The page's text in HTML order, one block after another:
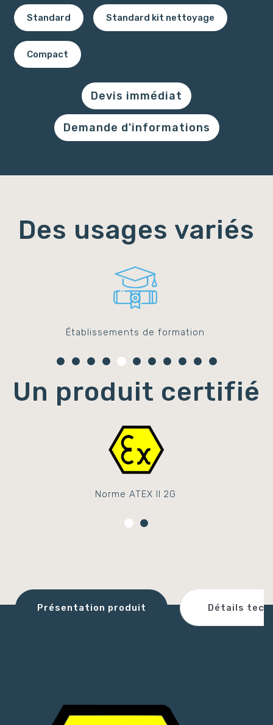
Standard Standard kit nettoyage
Compact
Devis immédiat
Demande d'informations
Des usages variés
Établissements de formation
Un produit certifié
Norme ATEX II 2G
Présentation produit Détails